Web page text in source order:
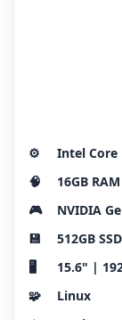
⚙️
Intel Core
🧠
16GB RAM
🎮
NVIDIA
💾
512GB SSD
🖥️
15.6" |
🧩
Linux